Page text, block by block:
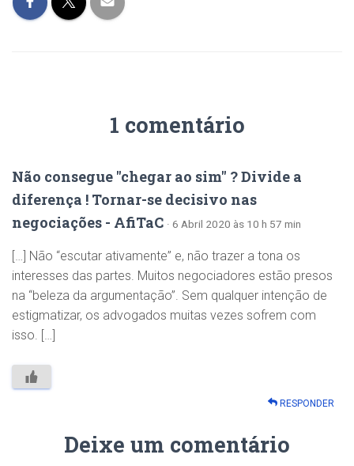
1 comentário
Não consegue "chegar ao sim" ? Divide a
diferença ! Tornar-se decisivo nas
negociações - AfiTaC · 6 Abril 2020 às 10 h 57 min
[…] Não “escutar ativamente” e, não trazer a tona os
interesses das partes. Muitos negociadores estão presos
na “beleza da argumentação”. Sem qualquer intenção de
estigmatizar, os advogados muitas vezes sofrem com
isso. […]
RESPONDER
Deixe um comentário